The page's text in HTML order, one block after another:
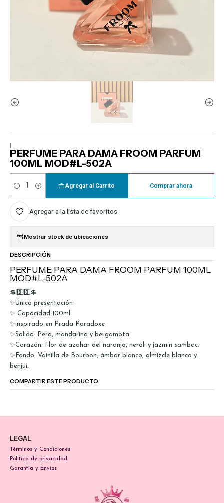
PERFUME PARA DAMA FROOM PARFUM
100ML MOD#L-502A
Cantidad
Agregar al Carrito Comprar ahora
Agregar a la lista de favoritos
Mostrar stock de ubicaciones
DESCRIPCIÓN
PERFUME PARA DAMA FROOM PARFUM 100ML
MOD#L-502A
💲9️⃣0️⃣💲
✨Única presentación
✨ Capacidad 100ml
✨inspirado en Prada Paradoxe
✨Salida: Pera, mandarina y bergamota.
✨Corazón: Flor de azahar del naranjo, neroli y jazmín sambac.
✨Fondo: Vainilla de Bourbon, ámbar blanco, almizcle blanco y
benjuí.
COMPARTIR ESTE PRODUCTO
LEGAL
Términos y Condiciones
Política de privacidad
Garantia y Envios